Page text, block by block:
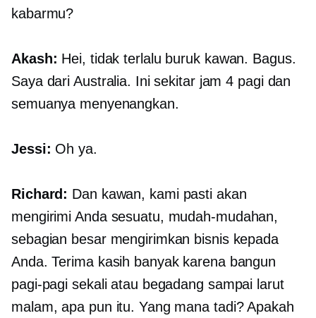
kabarmu?
Akash: Hei, tidak terlalu buruk kawan. Bagus.
Saya dari Australia. Ini sekitar jam 4 pagi dan
semuanya menyenangkan.
Jessi: Oh ya.
Richard: Dan kawan, kami pasti akan
mengirimi Anda sesuatu, mudah-mudahan,
sebagian besar mengirimkan bisnis kepada
Anda. Terima kasih banyak karena bangun
pagi-pagi sekali atau begadang sampai larut
malam, apa pun itu. Yang mana tadi? Apakah